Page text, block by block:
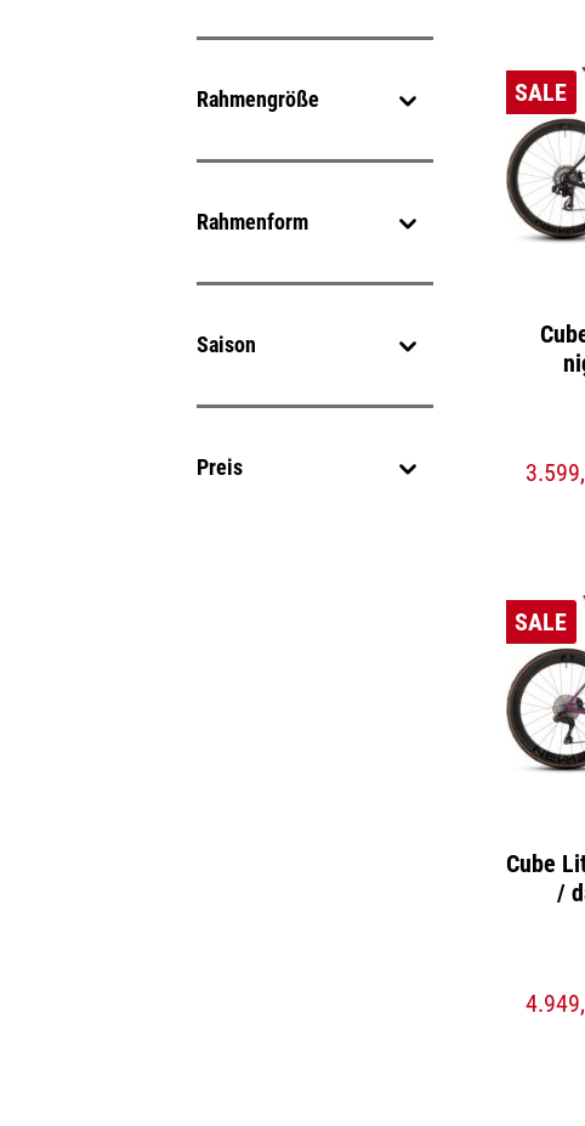
Rahmengröße
Rahmenform
Saison
Preis
SALE
SALE
Cube
/